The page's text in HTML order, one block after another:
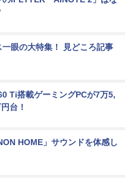
一眼の大特集！ 見どころ記事
Ti搭載ゲーミングPCが7万5,
台！
HOME」サウンドを体感し